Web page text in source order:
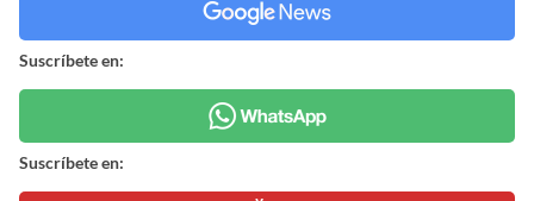
Suscríbete en:
Suscríbete en: